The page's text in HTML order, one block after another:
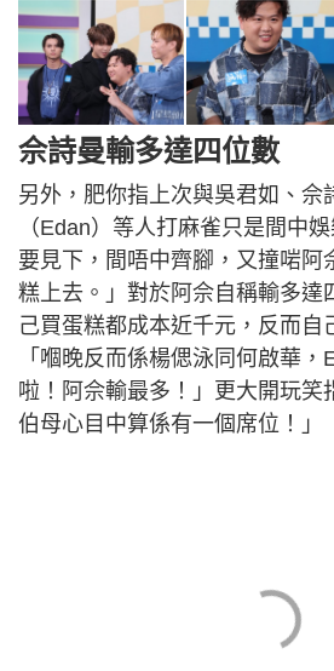
佘詩曼輸多達四位數
另外，肥你指上次與吳君如、佘
（Edan）等人打麻雀只是間中
要見下，間唔中齊腳，又撞啱阿
糕上去。」對於阿佘自稱輸多達
己買蛋糕都成本近千元，反而自
「嗰晚反而係楊偲泳同何啟華
啦！阿佘輸最多！」更大開玩笑
伯母心目中算係有一個席位！」